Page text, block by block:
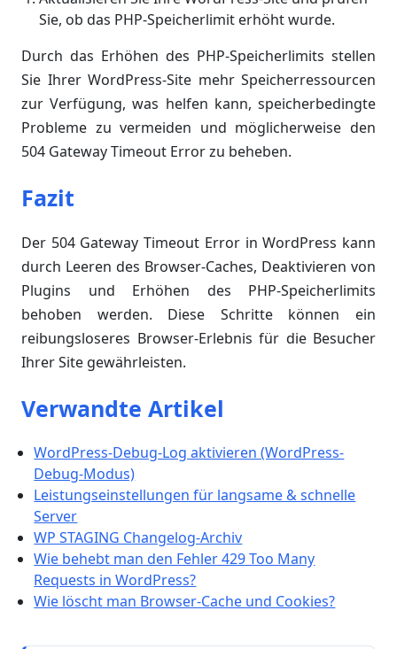
Sie, ob das PHP-Speicherlimit erhöht wurde.
Durch das Erhöhen des PHP-Speicherlimits stellen
Sie Ihrer WordPress-Site mehr Speicherressourcen
zur Verfügung, was helfen kann, speicherbedingte
Probleme zu vermeiden und möglicherweise den
504 Gateway Timeout Error zu beheben.
Fazit
Der 504 Gateway Timeout Error in WordPress kann
durch Leeren des Browser-Caches, Deaktivieren von
Plugins und Erhöhen des PHP-Speicherlimits
behoben werden. Diese Schritte können ein
reibungsloseres Browser-Erlebnis für die Besucher
Ihrer Site gewährleisten.
Verwandte Artikel
WordPress-Debug-Log aktivieren (WordPress-
Debug-Modus)
Leistungseinstellungen für langsame & schnelle
Server
WP STAGING Changelog-Archiv
Wie behebt man den Fehler 429 Too Many
Requests in WordPress?
Wie löscht man Browser-Cache und Cookies?